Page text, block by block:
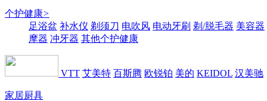
个护健康>
足浴盆 补水仪 剃须刀 电吹风 电动牙刷 剃/脱毛器 美容器
摩器 冲牙器 其他个护健康
VTT 艾美特 百斯腾 欧锐铂 美的 KEIDOL 汉美驰
家居厨具